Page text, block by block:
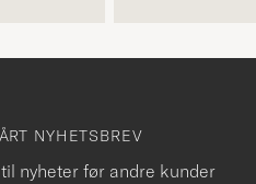
NYHETSBREV
nyheter før andre kunder